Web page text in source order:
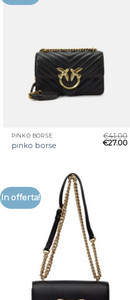
PINKO BORSE
pinko borse
€41.00
€27.00
In offerta!